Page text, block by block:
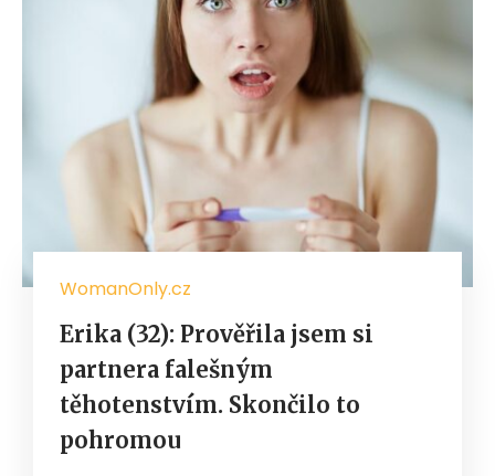
WomanOnly.cz
Erika (32): Prověřila jsem si
partnera falešným
těhotenstvím. Skončilo to
pohromou